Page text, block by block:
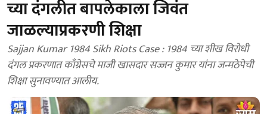
च्या दंगलीत बापलेकाला जिवंत
जाळल्याप्रकरणी शिक्षा
Sajjan Kumar 1984 Sikh Riots Case : 1984 च्या शीख विरोधी
दंगल प्रकरणात काँग्रेसचे माजी खासदार सज्जन कुमार यांना जन्मठेपेची
शिक्षा सुनावण्यात आलीय.